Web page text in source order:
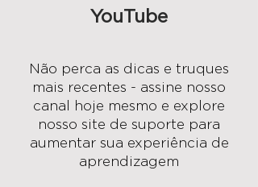
YouTube
Não perca as dicas e truques
mais recentes - assine nosso
canal hoje mesmo e explore
nosso site de suporte para
aumentar sua experiência de
aprendizagem